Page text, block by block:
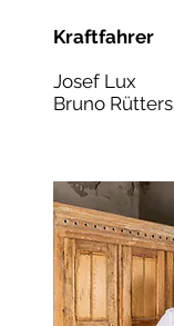
Kraftfahrer
Josef Lux
Bruno Rütters